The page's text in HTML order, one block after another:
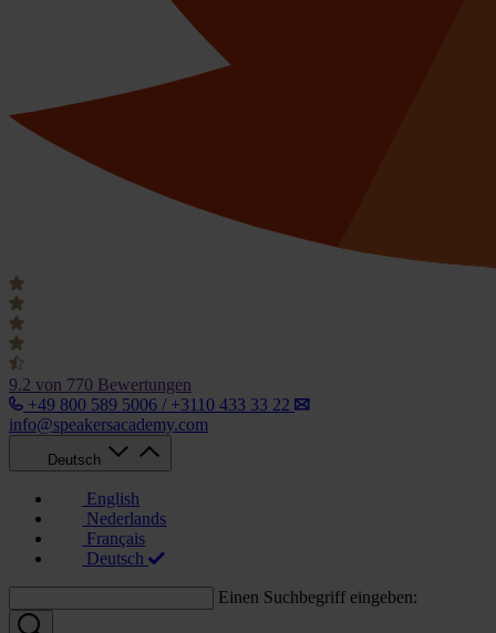
9.2 von 770 Bewertungen
+49 800 589 5006 / +3110 433 33 22
info@speakersacademy.com
Deutsch
English
Nederlands
Français
Deutsch
Einen Suchbegriff eingeben: